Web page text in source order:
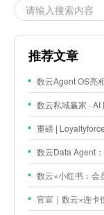
推荐文章
数云Agent OS亮相华为
数云私域赢家 · AI
重磅 | Loyaltyforce 与菲律宾
数云Data Agent
数云×小红书：会
官宣｜数云×连卡